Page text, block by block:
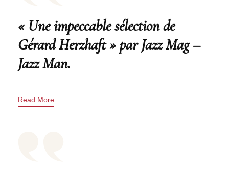
« Une impeccable sélection de
Gérard Herzhaft » par Jazz Mag –
Jazz Man.
Read More